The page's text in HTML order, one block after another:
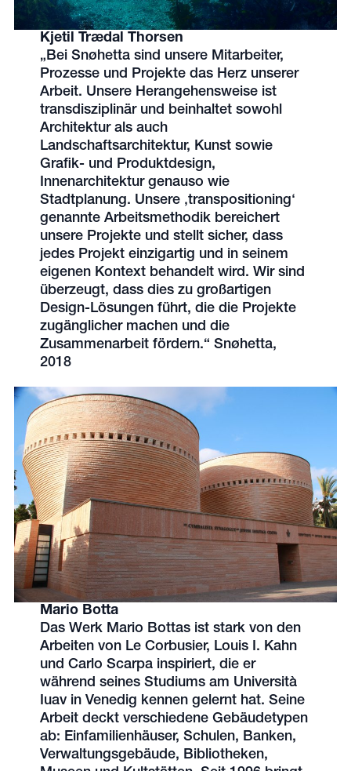
Kjetil Trædal Thorsen
„Bei Snøhetta sind unsere Mitarbeiter,
Prozesse und Projekte das Herz unserer
Arbeit. Unsere Herangehensweise ist
transdisziplinär und beinhaltet sowohl
Architektur als auch
Landschaftsarchitektur, Kunst sowie
Grafik- und Produktdesign,
Innenarchitektur genauso wie
Stadtplanung. Unsere ‚transpositioning‘
genannte Arbeitsmethodik bereichert
unsere Projekte und stellt sicher, dass
jedes Projekt einzigartig und in seinem
eigenen Kontext behandelt wird. Wir sind
überzeugt, dass dies zu großartigen
Design-Lösungen führt, die die Projekte
zugänglicher machen und die
Zusammenarbeit fördern.“ Snøhetta,
2018
Mario Botta
Das Werk Mario Bottas ist stark von den
Arbeiten von Le Corbusier, Louis I. Kahn
und Carlo Scarpa inspiriert, die er
während seines Studiums am Università
Iuav in Venedig kennen gelernt hat. Seine
Arbeit deckt verschiedene Gebäudetypen
ab: Einfamilienhäuser, Schulen, Banken,
Verwaltungsgebäude, Bibliotheken,